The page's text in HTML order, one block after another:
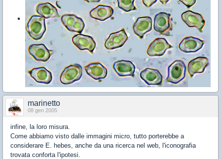
marinetto
08 gen 2005
infine, la loro misura.
Come abbiamo visto dalle immagini micro, tutto porterebbe a
considerare E. hebes, anche da una ricerca nel web, l'iconografia
trovata conforta l'ipotesi.